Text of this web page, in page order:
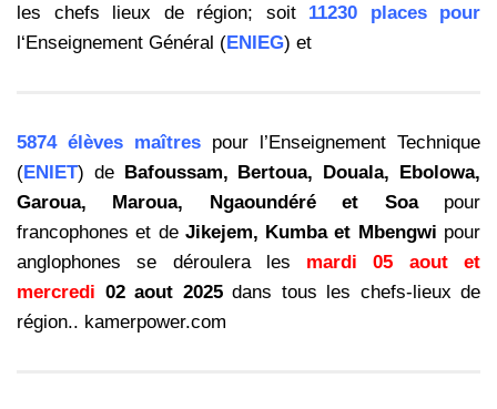
les chefs lieux de région; soit 11230 places pour
l‘Enseignement Général (ENIEG) et
5874 élèves maîtres pour l’Enseignement Technique
(ENIET) de Bafoussam, Bertoua, Douala, Ebolowa,
Garoua, Maroua, Ngaoundéré et Soapour
francophones et de Jikejem, Kumba et Mbengwi pour
anglophones se déroulera les mardi 05 aout et
mercredi 02 aout 2025dans tous les chefs-lieux de
région.. kamerpower.com